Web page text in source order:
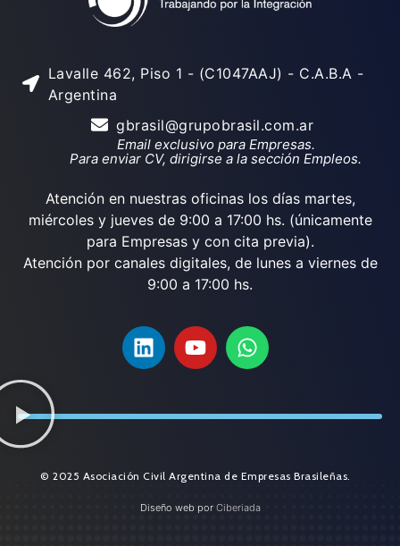
Lavalle 462, Piso 1 - (C1047AAJ) - C.A.B.A -
Argentina
gbrasil@grupobrasil.com.ar
Email exclusivo para Empresas.
Para enviar CV, dirigirse a la sección Empleos.
Atención en nuestras oficinas los días martes,
miércoles y jueves de 9:00 a 17:00 hs. (únicamente
para Empresas y con cita previa).
Atención por canales digitales, de lunes a viernes de
9:00 a 17:00 hs.
© 2025 Asociación Civil Argentina de Empresas Brasileñas.
Diseño web por Ciberiada